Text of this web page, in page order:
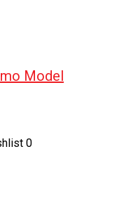
Model
0